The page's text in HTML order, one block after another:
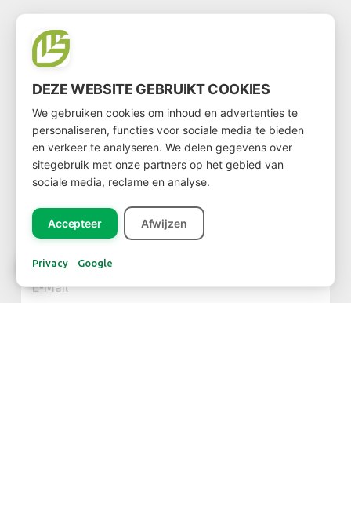
Möchten Sie Kunde werden?
Dann gehen Sie überdiesen Linkzum Kundenformular
NEWSLETTER
DEZE WEBSITE GEBRUIKT COOKIES
We gebruiken cookies om inhoud en advertenties te
personaliseren, functies voor sociale media te bieden
en verkeer te analyseren. We delen gegevens over
sitegebruik met onze partners op het gebied van
sociale media, reclame en analyse.
Accepteer Afwijzen
Privacy Google